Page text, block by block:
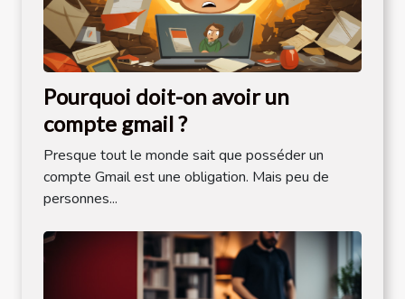
Pourquoi doit-on avoir un
compte gmail ?
Presque tout le monde sait que posséder un
compte Gmail est une obligation. Mais peu de
personnes...